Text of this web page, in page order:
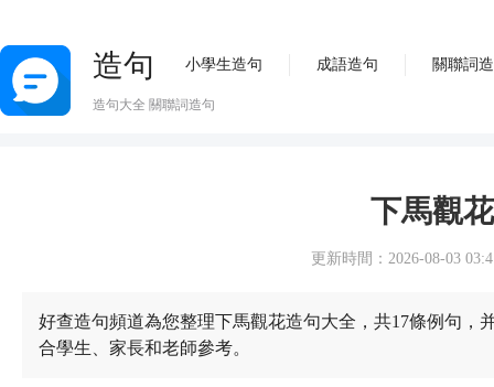
造句 小學生造句 成語造句 關聯詞
造句大全 關聯詞造句
下馬觀
更新時間：2026-08-03
好查造句頻道為您整理下馬觀花造句大全，共17條例句，
合學生、家長和老師參考。